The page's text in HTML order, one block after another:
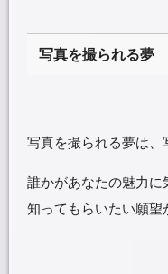
写真を撮られる夢
写真を撮られる夢は、
誰かがあなたの魅力に
知ってもらいたい願望